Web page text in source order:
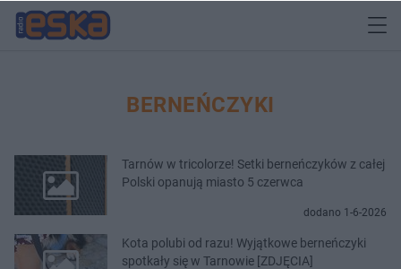
BERNEŃCZYKI
Tarnów w tricolorze! Setki berneńczyków z całej
Polski opanują miasto 5 czerwca
dodano 1-6-2026
Kota polubi od razu! Wyjątkowe berneńczyki
spotkały się w Tarnowie [ZDJĘCIA]